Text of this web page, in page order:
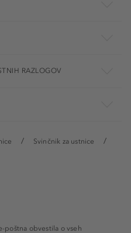
Svinčnik za ustnice
RAZLOGOV
poštna obvestila o vseh